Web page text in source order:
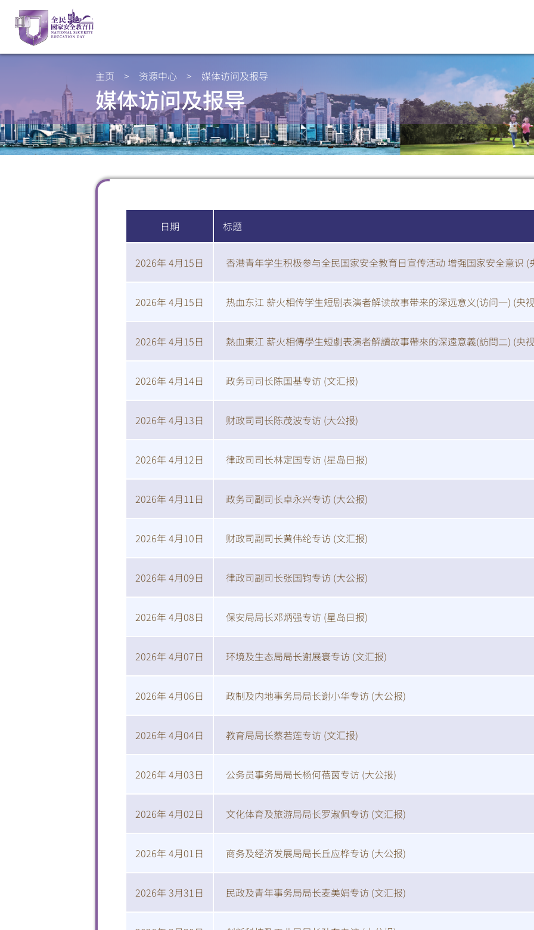
主页 > 资源中心 > 媒体访问及报导
媒体访问及报导
日期 标题
2026年 4月15日 香港青年学生积极参与全民国家安全教育日宣传活动 增强国家安全意识 (
2026年 4月15日 热血东江 薪火相传学生短剧表演者解读故事带来的深远意义(访问一) (央
2026年 4月15日 熱血東江 薪火相傳學生短劇表演者解讀故事帶來的深遠意義(訪問二) (央
2026年 4月14日 政务司司长陈国基专访 (文汇报)
2026年 4月13日 财政司司长陈茂波专访 (大公报)
2026年 4月12日 律政司司长林定国专访 (星岛日报)
2026年 4月11日 政务司副司长卓永兴专访 (大公报)
2026年 4月10日 财政司副司长黄伟纶专访 (文汇报)
2026年 4月09日 律政司副司长张国钧专访 (大公报)
2026年 4月08日 保安局局长邓炳强专访 (星岛日报)
2026年 4月07日 环境及生态局局长谢展寰专访 (文汇报)
2026年 4月06日 政制及内地事务局局长谢小华专访 (大公报)
2026年 4月04日 教育局局长蔡若莲专访 (文汇报)
2026年 4月03日 公务员事务局局长杨何蓓茵专访 (大公报)
2026年 4月02日 文化体育及旅游局局长罗淑佩专访 (文汇报)
2026年 4月01日 商务及经济发展局局长丘应桦专访 (大公报)
2026年 3月31日 民政及青年事务局局长麦美娟专访 (文汇报)